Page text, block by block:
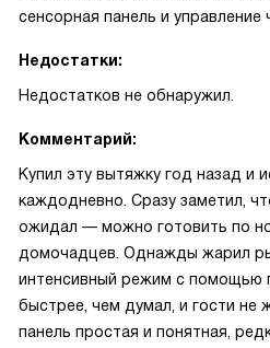
сенсорная панель и управление
Недостатки:
Недостатков не обнаружил.
Комментарий:
Купил эту вытяжку год назад и
каждодневно. Сразу заметил,
ожидал — можно готовить по
домочадцев. Однажды жарил
интенсивный режим с помощью
быстрее, чем думал, и гости не
панель простая и понятная,